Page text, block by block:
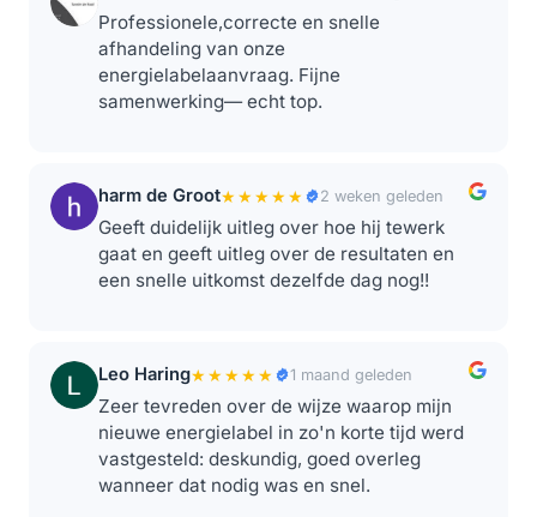
Professionele,correcte en snelle
afhandeling van onze
energielabelaanvraag. Fijne
samenwerking— echt top.
harm de Groot★★★★★ 2 weken geleden
Geeft duidelijk uitleg over hoe hij tewerk
gaat en geeft uitleg over de resultaten en
een snelle uitkomst dezelfde dag nog!!
Leo Haring★★★★★ 1 maand geleden
Zeer tevreden over de wijze waarop mijn
nieuwe energielabel in zo'n korte tijd werd
vastgesteld: deskundig, goed overleg
wanneer dat nodig was en snel.